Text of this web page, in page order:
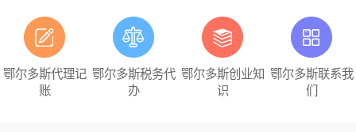
鄂尔多斯代理记
账
鄂尔多斯税务代
办
鄂尔多斯创业知
识
鄂尔多斯联系我
们